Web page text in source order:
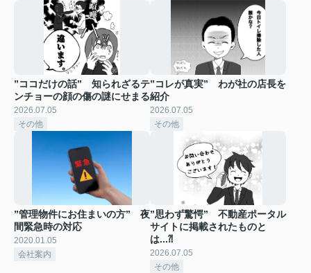
”ココだけの話” 知られざるテ
ンチョーの顔の傷の謎にせまる
2026.07.05
その他
”コレが真実” わが社の店長を
紹介
2026.07.05
その他
”管理物件にお住まいの方” 夜
間緊急時の対応
2020.01.05
会社案内
”思わず驚愕” 不動産ポータル
サイトに掲載されたものと
は...⁈
2026.07.05
その他